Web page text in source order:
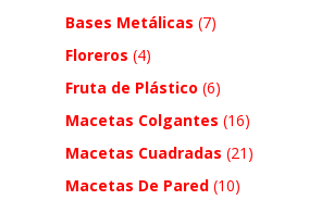
Bases Metálicas (7)
Floreros (4)
Fruta de Plástico (6)
Macetas Colgantes (16)
Macetas Cuadradas (21)
Macetas De Pared (10)